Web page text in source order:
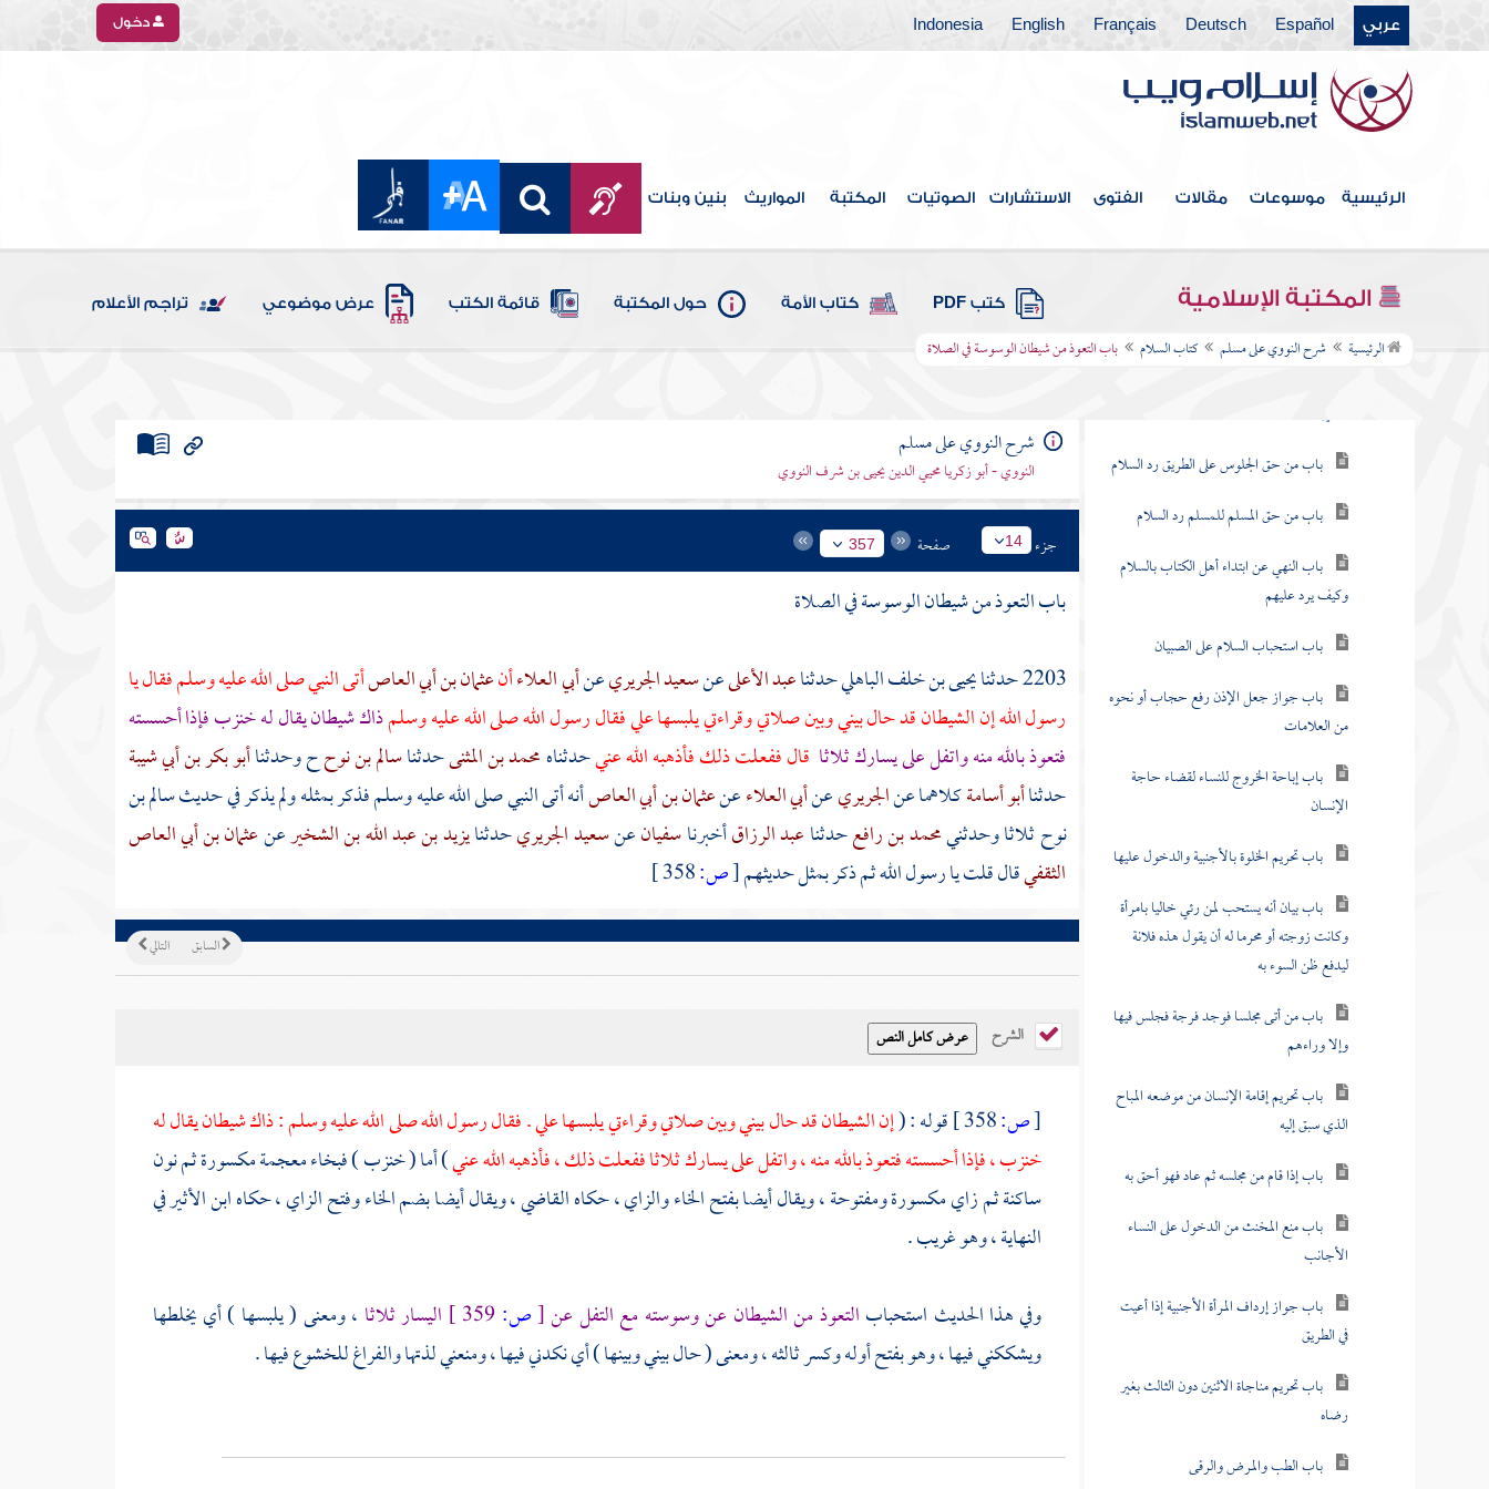
عربي Español
Deutsch
Français
English
Indonesia دخول
الرئيسية موسوعات مقالات الفتوى الاستشارات الصوتيات المكتبة المواريث بنين وبنات
المكتبة الإسلامية كتب PDF كتاب الأمة حول المكتبة قائمة الكتب عرض موضوعي تراجم الأعلام
الرئيسية شرح النووي على مسلم كتاب السلام باب التعوذ من شيطان الوسوسة في الصلاة
كتاب الإمارة
كتاب الصيد والذبائح وما يؤكل من الحيوان
كتاب الأضاحي
كتاب الأشربة
كتاب اللباس والزينة
كتاب الآداب
كتاب السلام
الكثير
باب من حق الجلوس على الطريق رد السلام
باب من حق المسلم للمسلم رد السلام
باب النهي عن ابتداء أهل الكتاب بالسلام
وكيف يرد عليهم
باب استحباب السلام على الصبيان
باب جواز جعل الإذن رفع حجاب أو نحوه
من العلامات
باب إباحة الخروج للنساء لقضاء حاجة
الإنسان
باب تحريم الخلوة بالأجنبية والدخول عليها
باب بيان أنه يستحب لمن رئي خاليا بامرأة
وكانت زوجته أو محرما له أن يقول هذه فلانة
ليدفع ظن السوء به
باب من أتى مجلسا فوجد فرجة فجلس فيها
وإلا وراءهم
باب تحريم إقامة الإنسان من موضعه المباح
الذي سبق إليه
باب إذا قام من مجلسه ثم عاد فهو أحق به
باب منع المخنث من الدخول على النساء
الأجانب
باب جواز إرداف المرأة الأجنبية إذا أعيت
في الطريق
باب تحريم مناجاة الاثنين دون الثالث بغير
رضاه
باب الطب والمرض والرقى
شرح النووي على مسلم
النووي - أبو زكريا محيي الدين يحيى بن شرف النووي
جزء 14 صفحة 357
باب التعوذ من شيطان الوسوسة في الصلاة
2203 حدثنا
يحيى بن خلف الباهليحدثناعبد الأعلىعنسعيد الجريريعنأبي العلاءأنعثمان بن أبي العاصأتى النبي صلى الله عليه وسلم فقال يا
رسول الله إن الشيطان قد حال بيني وبين صلاتي وقراءتي يلبسها علي فقال رسول الله صلى الله عليه وسلمذاك شيطان يقال له خنزب فإذا أحسسته
فتعوذ بالله منه واتفل على يسارك ثلاثا قال ففعلت ذلك فأذهبه الله عنيحدثناهمحمد بن المثنىحدثناسالم بن نوحح وحدثناأبو بكر بن أبي شيبة
حدثناأبو أسامةكلاهما عنالجريريعنأبي العلاءعنعثمان بن أبي العاصأنه أتى النبي صلى الله عليه وسلم فذكر بمثله ولم يذكر في حديثسالم بن
نوحثلاثا وحدثنيمحمد بن رافعحدثناعبد الرزاقأخبرناسفيانعنسعيد الجريريحدثنايزيد بن عبد الله بن الشخيرعنعثمان بن أبي العاص
الثقفيقال قلت يا رسول الله ثم ذكر بمثل حديثهم[ص:
التالي السابق
الشرح
[ص: قوله : (إن الشيطان قد حال بيني وبين صلاتي وقراءتي يلبسها علي . فقال رسول الله صلى الله عليه وسلم : ذاك شيطان يقال له
خنزب ، فإذا أحسسته فتعوذ بالله منه ، واتفل على يسارك ثلاثا ففعلت ذلك ، فأذهبه الله عني) أما ( خنزب ) فبخاء معجمة مكسورة ثم نون
ساكنة ثم زاي مكسورة ومفتوحة ، ويقال أيضا بفتح الخاء والزاي ، حكاه القاضي ، ويقال أيضا بضم الخاء وفتح الزاي ، حكاه ابن الأثير في
النهاية ، وهو غريب .
وفي هذا الحديث استحبابالتعوذ من الشيطان عن وسوسته مع التفل عن[ص: اليسار ثلاثا ، ومعنى ( يلبسها ) أي يخلطها
ويشككني فيها ، وهو بفتح أوله وكسر ثالثه ، ومعنى ( حال بيني وبينها ) أي نكدني فيها ، ومنعني لذتها والفراغ للخشوع فيها .